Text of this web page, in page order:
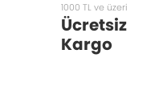
1000 TL ve üzeri
Ücretsiz
Kargo